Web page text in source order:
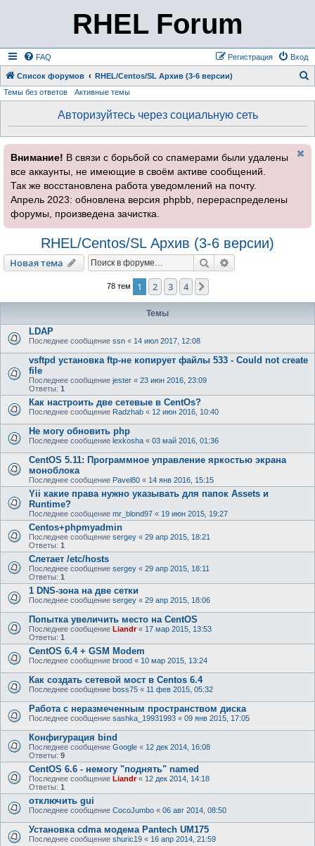
RHEL Forum
FAQ Вход
Регистрация
Список форумов RHEL/Centos/SL Архив (3-6 версии)
Темы без ответов Активные темы
Авторизуйтесь через социальную сеть
Внимание! В связи с борьбой со спамерами были удалены
все аккаунты, не имеющие в своём активе сообщений.
Так же восстановлена работа уведомлений на почту.
Апрель 2023: обновлена версия phpbb, перераспределены
форумы, произведена зачистка.
RHEL/Centos/SL Архив (3-6 версии)
Новая тема Поиск
78 тем 1 2 3 4
Темы
LDAP
Последнее сообщение ssn « 14 июл 2017, 12:08
vsftpd установка ftp-не копирует файлы 533 - Could not create
file
Последнее сообщение jester « 23 июн 2016, 23:09
Ответы: 1
Как настроить две сетевые в CentOs?
Последнее сообщение Radzhab « 12 июн 2016, 10:40
Не могу обновить php
Последнее сообщение lexkosha « 03 май 2016, 01:36
CentOS 5.11: Программное управление яркостью экрана
моноблока
Последнее сообщение Pavel80 « 14 янв 2016, 15:15
Yii какие права нужно указывать для папок Assets и
Runtime?
Последнее сообщение mr_blond97 « 19 июн 2015, 19:27
Centos+phpmyadmin
Последнее сообщение sergey « 29 апр 2015, 18:21
Ответы: 1
Слетает /etc/hosts
Последнее сообщение sergey « 29 апр 2015, 18:11
Ответы: 1
1 DNS-зона на две сетки
Последнее сообщение sergey « 29 апр 2015, 18:06
Попытка увеличить место на CentOS
Последнее сообщение Liandr« 17 мар 2015, 13:53
Ответы: 1
CentOS 6.4 + GSM Modem
Последнее сообщение brood « 10 мар 2015, 13:24
Как создать сетевой мост в Centos 6.4
Последнее сообщение boss75 « 11 фев 2015, 05:32
Работа с неразмеченным пространством диска
Последнее сообщение sashka_19931993 « 09 янв 2015, 17:05
Конфигурация bind
Последнее сообщение Google « 12 дек 2014, 16:08
Ответы: 9
CentOS 6.6 - немогу "поднять" named
Последнее сообщение Liandr« 12 дек 2014, 14:18
Ответы: 1
отключить gui
Последнее сообщение CocoJumbo « 06 авг 2014, 08:50
Установка cdma модема Pantech UM175
Последнее сообщение shuric19 « 16 апр 2014, 21:59